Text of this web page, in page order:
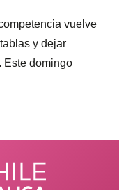
vuelve
y dejar
Este domingo